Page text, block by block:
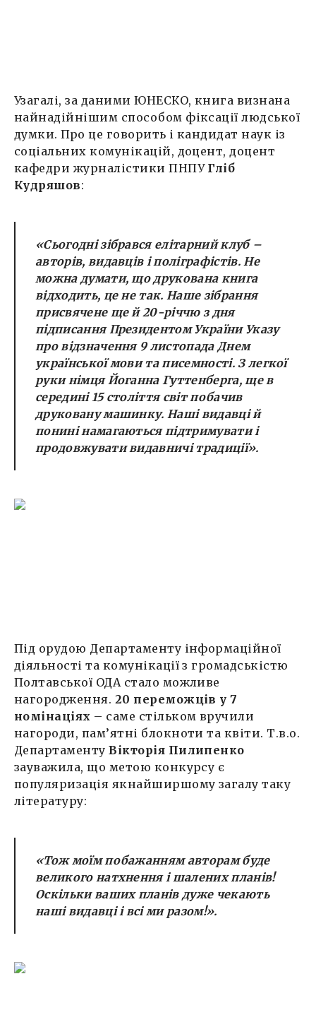
Узагалі, за даними ЮНЕСКО, книга визнана
найнадійнішим способом фіксації людської
думки. Про це говорить і кандидат наук із
соціальних комунікацій, доцент, доцент
кафедри журналістики ПНПУ Гліб
Кудряшов:
«Сьогодні зібрався елітарний клуб –
авторів, видавців і поліграфістів. Не
можна думати, що друкована книга
відходить, це не так. Наше зібрання
присвячене ще й 20-річчю з дня
підписання Президентом України Указу
про відзначення 9 листопада Днем
української мови та писемності. З легкої
руки німця Йоганна Гуттенберга, ще в
середині 15 століття світ побачив
друковану машинку. Наші видавці й
понині намагаються підтримувати і
продовжувати видавничі традиції».
Під орудою Департаменту інформаційної
діяльності та комунікації з громадськістю
Полтавської ОДА стало можливе
нагородження. 20 переможців у 7
номінаціях – саме стільком вручили
нагороди, пам’ятні блокноти та квіти. Т.в.о.
ДепартаментуВікторія Пилипенко
зауважила, що метою конкурсу є
популяризація якнайширшому загалу таку
літературу:
«Тож моїм побажанням авторам буде
великого натхнення і шалених планів!
Оскільки ваших планів дуже чекають
наші видавці і всі ми разом!».